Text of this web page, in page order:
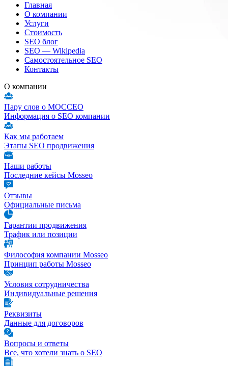
Главная
О компании
Услуги
Стоимость
SEO блог
SEO — Wikipedia
Самостоятельное SEO
Контакты
О компании
Пару слов о МОССЕО
Информация о SEO компании
Как мы работаем
Этапы SEO продвижения
Наши работы
Последние кейсы Mosseo
Отзывы
Официальные письма
Гарантии продвижения
Трафик или позиции
Философия компании Mosseo
Принцип работы Mosseo
Условия сотрудничества
Индивидуальные решения
Реквизиты
Данные для договоров
Вопросы и ответы
Все, что хотели знать о SEO